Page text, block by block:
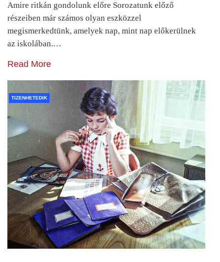
Amire ritkán gondolunk előre Sorozatunk előző
részeiben már számos olyan eszközzel
megismerkedtünk, amelyek nap, mint nap előkerülnek
az iskolában.…
Read More
TIZENHETEDIK